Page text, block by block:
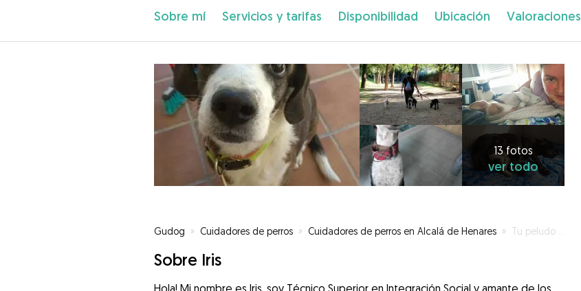
Sobre mí Servicios y tarifas Disponibilidad Ubicación Valoraciones
13 fotos
ver todo
Gudog » Cuidadores de perros » Cuidadores de perros en Alcalá de Henares » Tu peludo también tiene vacaciones!
Sobre Iris